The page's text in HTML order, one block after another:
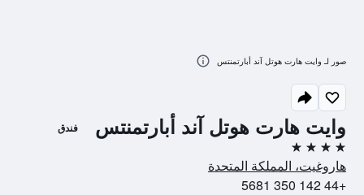
وايت هارت هوتل آند أبارتمنتس فندق
4 نجوم
هاروغيت، المملكة المتحدة
+44 142 350 5681
صور لـ وايت هارت هوتل آند أبارتمنتس